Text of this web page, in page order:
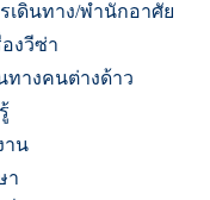
เดินทาง/พำนักอาศัย
งวีซ่า
ทางคนต่างด้าว
าน
า